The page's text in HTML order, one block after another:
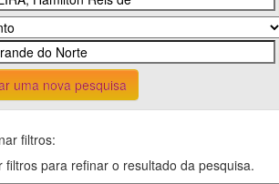
uma nova pesquisa
filtros:
filtros para refinar o resultado da pesquisa.